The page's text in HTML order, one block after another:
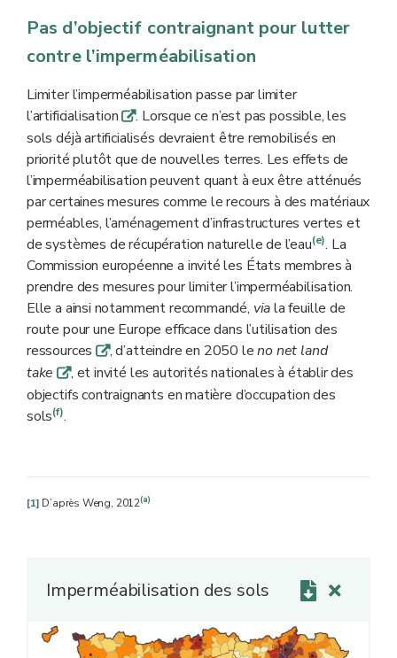
Pas d’objectif contraignant pour lutter
contre l’imperméabilisation
Limiter l’imperméabilisation passe par limiter
l’artificialisationq. Lorsque ce n’est pas possible, les
sols déjà artificialisés devraient être remobilisés en
priorité plutôt que de nouvelles terres. Les effets de
l’imperméabilisation peuvent quant à eux être atténués
par certaines mesures comme le recours à des matériaux
perméables, l’aménagement d’infrastructures vertes et
de systèmes de récupération naturelle de l’eau(e). La
Commission européenne a invité les États membres à
prendre des mesures pour limiter l’imperméabilisation.
Elle a ainsi notamment recommandé, viala feuille de
route pour une Europe efficace dans l’utilisation des
ressourcesq, d’atteindre en 2050 leno net land
takeq, et invité les autorités nationales à établir des
objectifs contraignants en matière d’occupation des
sols(f).
[1] D’après Weng, 2012(a)
Imperméabilisation des sols